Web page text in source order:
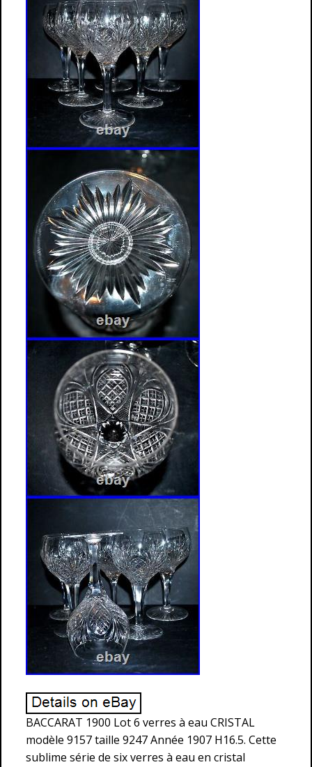
BACCARAT 1900 Lot 6 verres à eau CRISTAL
modèle 9157 taille 9247 Année 1907 H16.5. Cette
sublime série de six verres à eau en cristal